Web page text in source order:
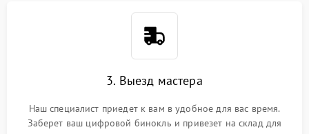
3. Выезд мастера
Наш специалист приедет к вам в удобное для вас время.
Заберет ваш цифровой бинокль и привезет на склад для